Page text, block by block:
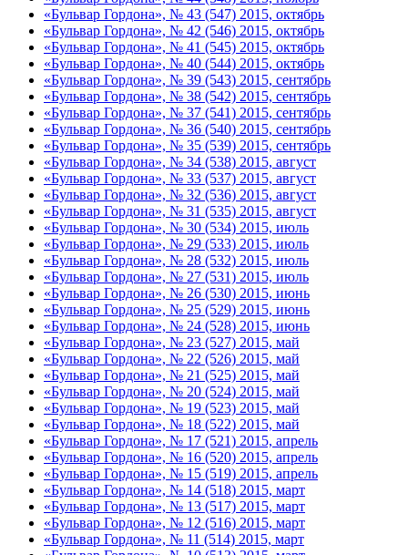
«Бульвар Гордона», № 43 (547) 2015, октябрь
«Бульвар Гордона», № 42 (546) 2015, октябрь
«Бульвар Гордона», № 41 (545) 2015, октябрь
«Бульвар Гордона», № 40 (544) 2015, октябрь
«Бульвар Гордона», № 39 (543) 2015, сентябрь
«Бульвар Гордона», № 38 (542) 2015, сентябрь
«Бульвар Гордона», № 37 (541) 2015, сентябрь
«Бульвар Гордона», № 36 (540) 2015, сентябрь
«Бульвар Гордона», № 35 (539) 2015, сентябрь
«Бульвар Гордона», № 34 (538) 2015, август
«Бульвар Гордона», № 33 (537) 2015, август
«Бульвар Гордона», № 32 (536) 2015, август
«Бульвар Гордона», № 31 (535) 2015, август
«Бульвар Гордона», № 30 (534) 2015, июль
«Бульвар Гордона», № 29 (533) 2015, июль
«Бульвар Гордона», № 28 (532) 2015, июль
«Бульвар Гордона», № 27 (531) 2015, июль
«Бульвар Гордона», № 26 (530) 2015, июнь
«Бульвар Гордона», № 25 (529) 2015, июнь
«Бульвар Гордона», № 24 (528) 2015, июнь
«Бульвар Гордона», № 23 (527) 2015, май
«Бульвар Гордона», № 22 (526) 2015, май
«Бульвар Гордона», № 21 (525) 2015, май
«Бульвар Гордона», № 20 (524) 2015, май
«Бульвар Гордона», № 19 (523) 2015, май
«Бульвар Гордона», № 18 (522) 2015, май
«Бульвар Гордона», № 17 (521) 2015, апрель
«Бульвар Гордона», № 16 (520) 2015, апрель
«Бульвар Гордона», № 15 (519) 2015, апрель
«Бульвар Гордона», № 14 (518) 2015, март
«Бульвар Гордона», № 13 (517) 2015, март
«Бульвар Гордона», № 12 (516) 2015, март
«Бульвар Гордона», № 11 (514) 2015, март